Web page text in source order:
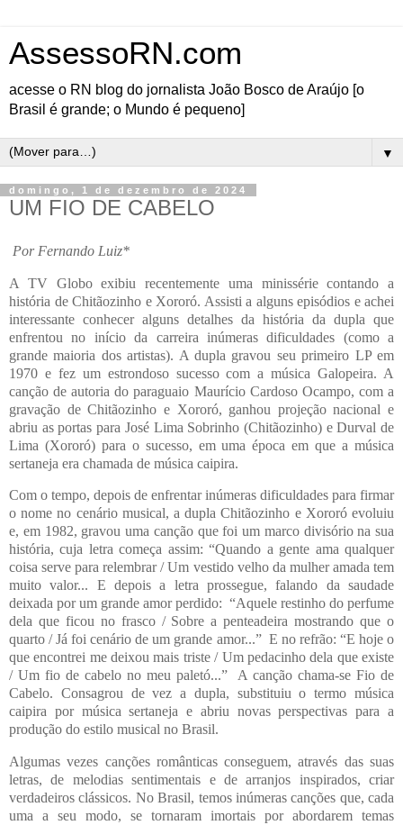
AssessoRN.com
acesse o RN blog do jornalista João Bosco de Araújo [o
Brasil é grande; o Mundo é pequeno]
▼
domingo, 1 de dezembro de 2024
UM FIO DE CABELO
Por Fernando Luiz*
A TV Globo exibiu recentemente uma minissérie contando a
história de Chitãozinho e Xororó. Assisti a alguns episódios e achei
interessante conhecer alguns detalhes da história da dupla que
enfrentou no início da carreira inúmeras dificuldades (como a
grande maioria dos artistas). A dupla gravou seu primeiro LP em
1970 e fez um estrondoso sucesso com a música Galopeira. A
canção de autoria do paraguaio Maurício Cardoso Ocampo, com a
gravação de Chitãozinho e Xororó, ganhou projeção nacional e
abriu as portas para José Lima Sobrinho (Chitãozinho) e Durval de
Lima (Xororó) para o sucesso, em uma época em que a música
sertaneja era chamada de música caipira.
Com o tempo, depois de enfrentar inúmeras dificuldades para firmar
o nome no cenário musical, a dupla Chitãozinho e Xororó evoluiu
e, em 1982, gravou uma canção que foi um marco divisório na sua
história, cuja letra começa assim: “Quando a gente ama qualquer
coisa serve para relembrar / Um vestido velho da mulher amada tem
muito valor... E depois a letra prossegue, falando da saudade
deixada por um grande amor perdido: “Aquele restinho do perfume
dela que ficou no frasco / Sobre a penteadeira mostrando que o
quarto / Já foi cenário de um grande amor...” E no refrão: “E hoje o
que encontrei me deixou mais triste / Um pedacinho dela que existe
/ Um fio de cabelo no meu paletó...” A canção chama-se Fio de
Cabelo. Consagrou de vez a dupla, substituiu o termo música
caipira por música sertaneja e abriu novas perspectivas para a
produção do estilo musical no Brasil.
Algumas vezes canções românticas conseguem, através das suas
letras, de melodias sentimentais e de arranjos inspirados, criar
verdadeiros clássicos. No Brasil, temos inúmeras canções que, cada
uma a seu modo, se tornaram imortais por abordarem temas